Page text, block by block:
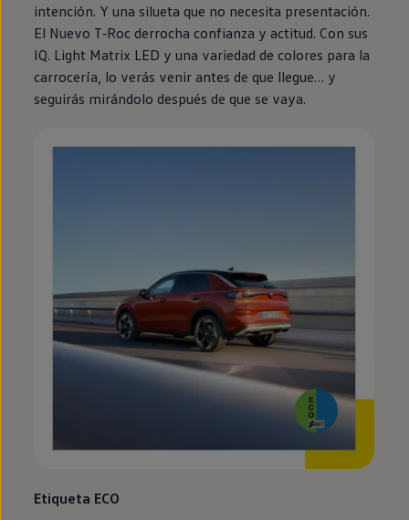
intención. Y una silueta que no necesita presentación.
El Nuevo T‑Roc derrocha confianza y actitud. Con sus
IQ. Light Matrix LED y una variedad de colores para la
carrocería, lo verás venir antes de que llegue… y
seguirás mirándolo después de que se vaya.
Etiqueta ECO